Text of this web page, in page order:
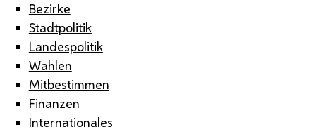
Bezirke
Stadtpolitik
Landespolitik
Wahlen
Mitbestimmen
Finanzen
Internationales